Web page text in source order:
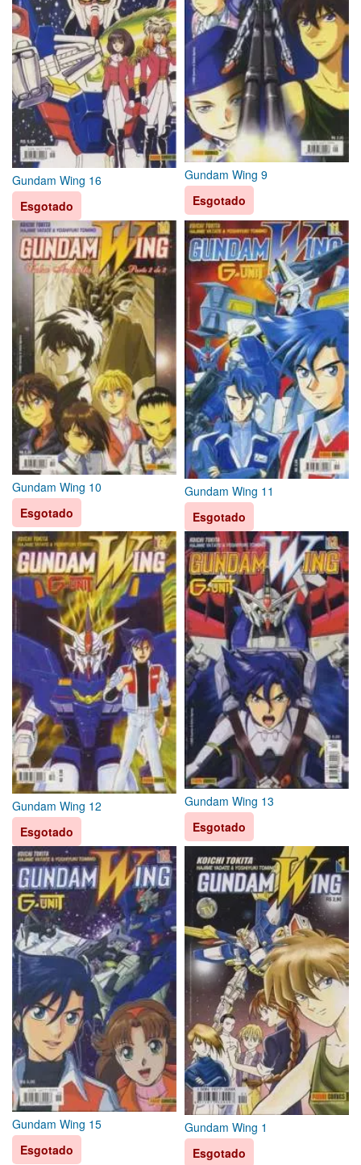
Gundam Wing 16
Esgotado
Gundam Wing 9
Esgotado
Gundam Wing 10
Esgotado
Gundam Wing 11
Esgotado
Gundam Wing 12
Esgotado
Gundam Wing 13
Esgotado
Gundam Wing 15
Esgotado
Gundam Wing 1
Esgotado